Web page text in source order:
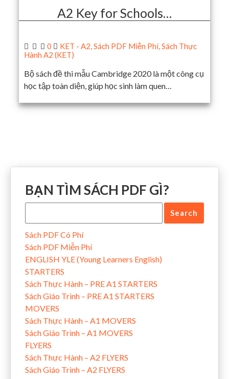
A2 Key for Schools…
0 KET - A2,Sách PDF Miễn Phí,Sách Thực
Hành A2 (KET)
Bộ sách đề thi mẫu Cambridge 2020 là một công cụ
học tập toàn diện, giúp học sinh làm quen…
BẠN TÌM SÁCH PDF GÌ?
Sách PDF Có Phí
Sách PDF Miễn Phí
ENGLISH YLE (Young Learners English)
STARTERS
Sách Thực Hành – PRE A1 STARTERS
Sách Giáo Trình – PRE A1 STARTERS
MOVERS
Sách Thực Hành – A1 MOVERS
Sách Giáo Trình – A1 MOVERS
FLYERS
Sách Thực Hành – A2 FLYERS
Sách Giáo Trình – A2 FLYERS